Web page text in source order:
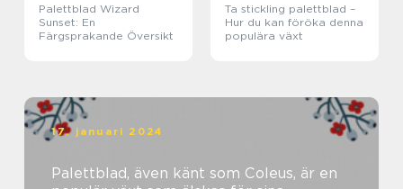
Palettblad Wizard
Sunset: En
Färgsprakande Översikt
Ta stickling palettblad –
Hur du kan föröka denna
populära växt
17. januari 2024
Palettblad, även känt som Coleus, är en